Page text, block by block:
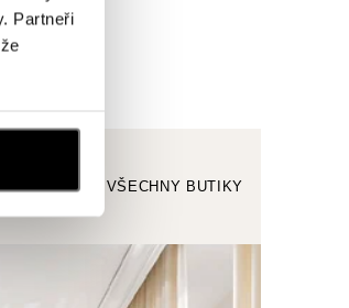
Partneři
ZOBRAZIT VŠECHNY BUTIKY